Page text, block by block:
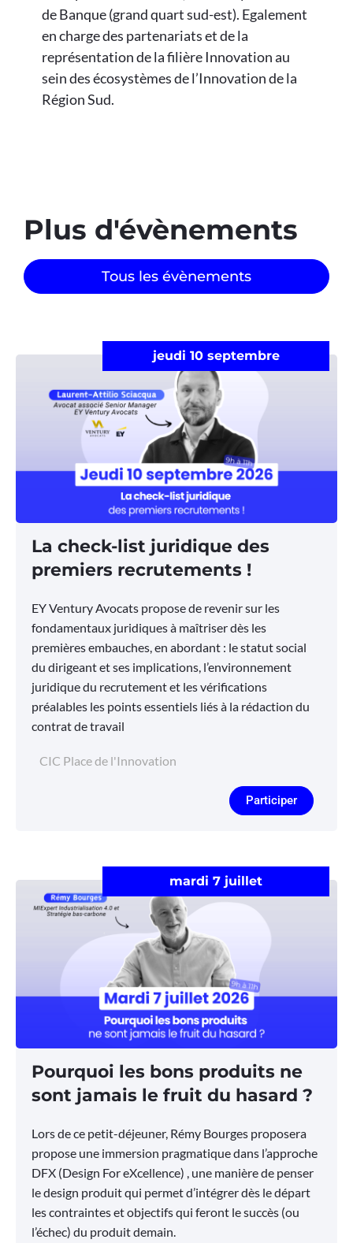
de Banque (grand quart sud-est). Egalement
en charge des partenariats et de la
représentation de la filière Innovation au
sein des écosystèmes de l’Innovation de la
Région Sud.
Plus d'évènements​
Tous les évènements
jeudi 10 septembre
La check-list juridique des
premiers recrutements !
EY Ventury Avocats propose de revenir sur les
fondamentaux juridiques à maîtriser dès les
premières embauches, en abordant : le statut social
du dirigeant et ses implications, l’environnement
juridique du recrutement et les vérifications
préalables les points essentiels liés à la rédaction du
contrat de travail
CIC Place de l'Innovation
Participer
mardi 7 juillet
Pourquoi les bons produits ne
sont jamais le fruit du hasard ?
Lors de ce petit-déjeuner, Rémy Bourges proposera
propose une immersion pragmatique dans l’approche
DFX (Design For eXcellence) , une manière de penser
le design produit qui permet d’intégrer dès le départ
les contraintes et objectifs qui feront le succès (ou
l’échec) du produit demain.